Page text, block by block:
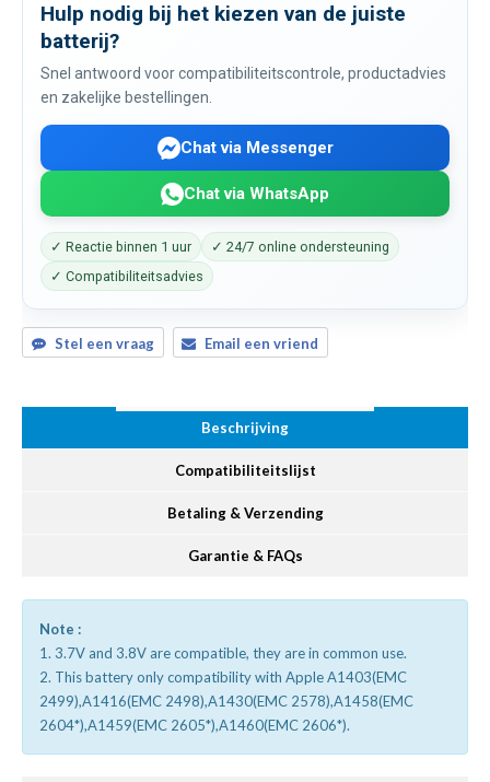
Hulp nodig bij het kiezen van de juiste
batterij?
Snel antwoord voor compatibiliteitscontrole, productadvies
en zakelijke bestellingen.
Chat via Messenger
Chat via WhatsApp
✓ Reactie binnen 1 uur
✓ 24/7 online ondersteuning
✓ Compatibiliteitsadvies
Stel een vraag Email een vriend
Beschrijving
Compatibiliteitslijst
Betaling & Verzending
Garantie & FAQs
Note :
1. 3.7V and 3.8V are compatible, they are in common use.
2. This battery only compatibility with Apple A1403(EMC
2499),A1416(EMC 2498),A1430(EMC 2578),A1458(EMC
2604*),A1459(EMC 2605*),A1460(EMC 2606*).